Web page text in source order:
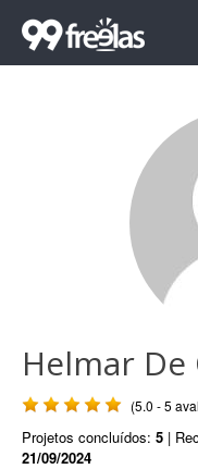
Helmar De
(5.0 - 5
Projetos concluídos: 5 |
21/09/2024